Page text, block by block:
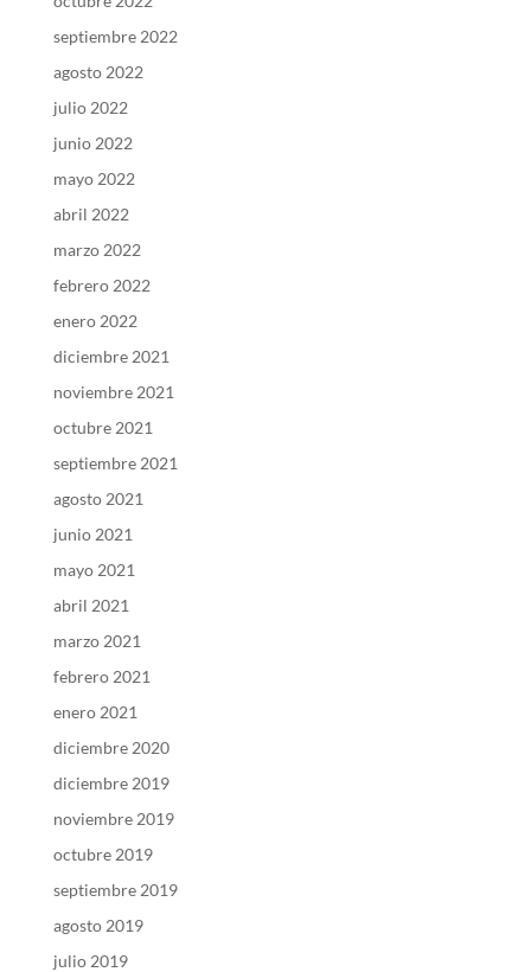
septiembre 2022
agosto 2022
julio 2022
junio 2022
mayo 2022
abril 2022
marzo 2022
febrero 2022
enero 2022
diciembre 2021
noviembre 2021
octubre 2021
septiembre 2021
agosto 2021
junio 2021
mayo 2021
abril 2021
marzo 2021
febrero 2021
enero 2021
diciembre 2020
diciembre 2019
noviembre 2019
octubre 2019
septiembre 2019
agosto 2019
julio 2019